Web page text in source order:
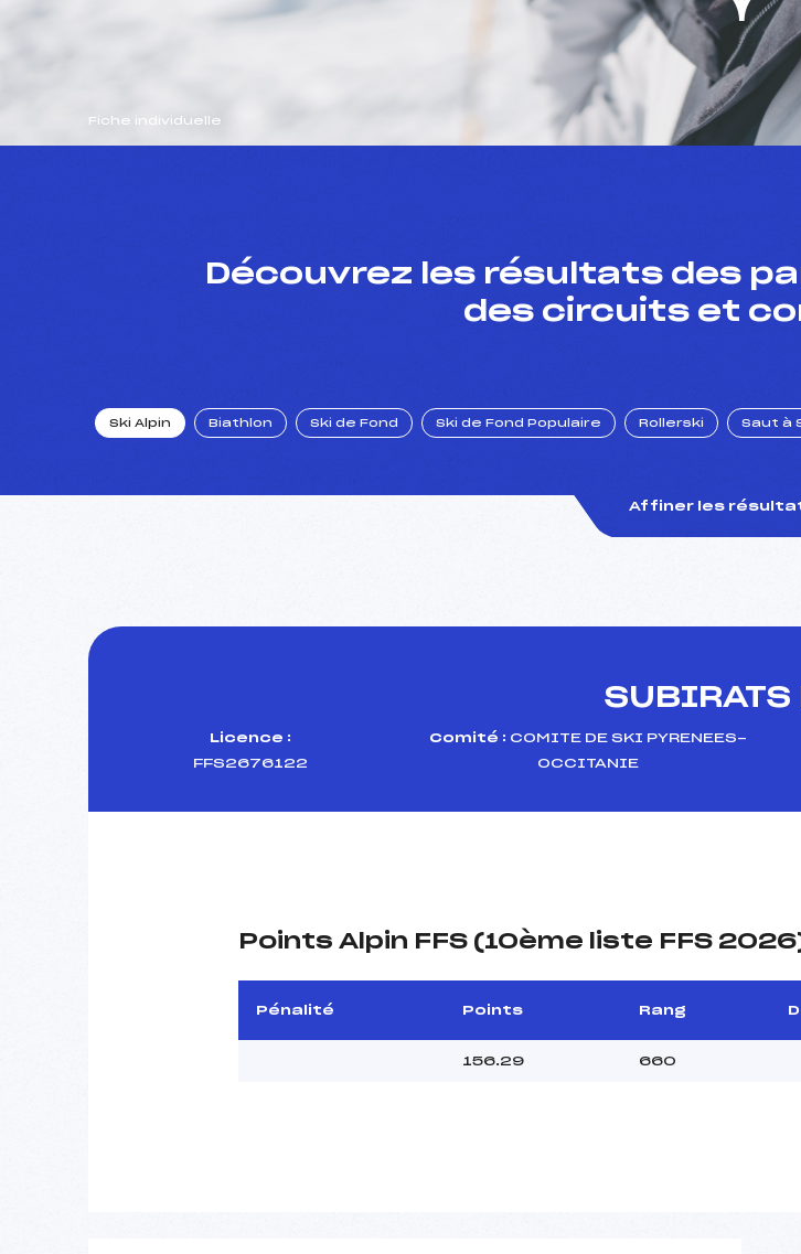
Fiche individuelle
Découvrez les résultats des
des circuits et
Ski Alpin Biathlon Ski de Fond Ski de Fond Populaire Rollerski Saut à
Affiner les
SUBIRATS
Licence :
FFS2676122
Comité : COMITE DE SKI PYRENEES-
OCCITANIE
Points Alpin FFS (10ème liste FFS
Pénalité Points Rang
156.29 660